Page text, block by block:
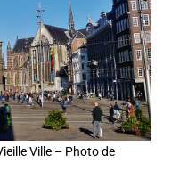
Ville – Photo de